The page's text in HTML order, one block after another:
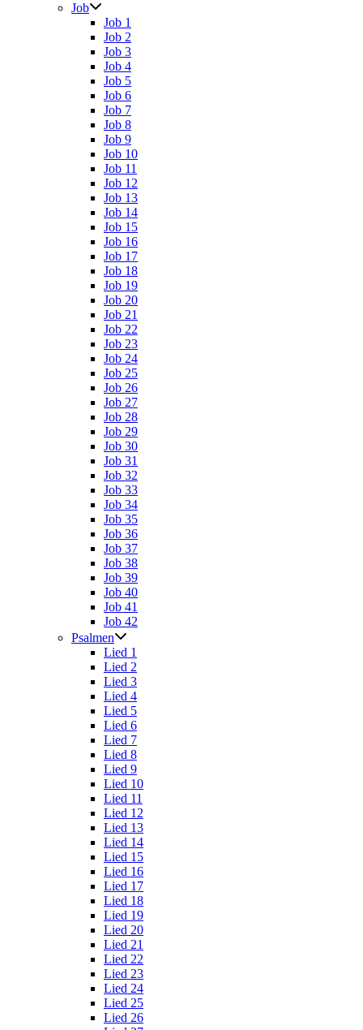
Job
Job 1
Job 2
Job 3
Job 4
Job 5
Job 6
Job 7
Job 8
Job 9
Job 10
Job 11
Job 12
Job 13
Job 14
Job 15
Job 16
Job 17
Job 18
Job 19
Job 20
Job 21
Job 22
Job 23
Job 24
Job 25
Job 26
Job 27
Job 28
Job 29
Job 30
Job 31
Job 32
Job 33
Job 34
Job 35
Job 36
Job 37
Job 38
Job 39
Job 40
Job 41
Job 42
Psalmen
Lied 1
Lied 2
Lied 3
Lied 4
Lied 5
Lied 6
Lied 7
Lied 8
Lied 9
Lied 10
Lied 11
Lied 12
Lied 13
Lied 14
Lied 15
Lied 16
Lied 17
Lied 18
Lied 19
Lied 20
Lied 21
Lied 22
Lied 23
Lied 24
Lied 25
Lied 26